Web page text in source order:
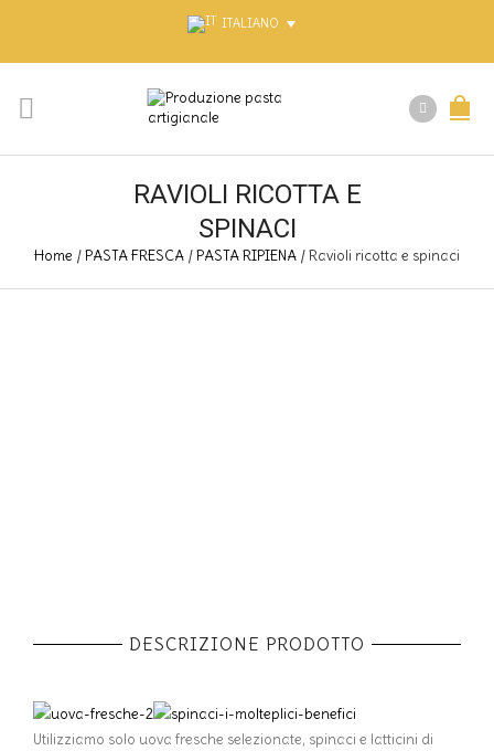
ITALIANO
RAVIOLI RICOTTA E
SPINACI
Home /PASTA FRESCA /PASTA RIPIENA /Ravioli ricotta e spinaci
DESCRIZIONE PRODOTTO
Utilizziamo solo uova fresche selezionate, spinaci e latticini di